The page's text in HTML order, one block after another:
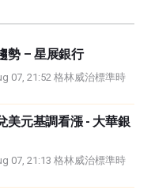
勢 – 星展銀行
07, 21:52 格林威治標準時
美元基調看漲 - 大華銀
07, 21:13 格林威治標準時